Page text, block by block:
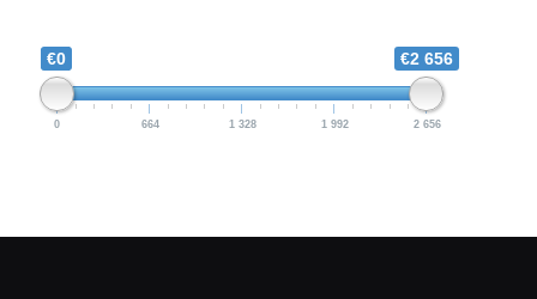
€0 €2 656
0 664 1 328 1 992 2 656